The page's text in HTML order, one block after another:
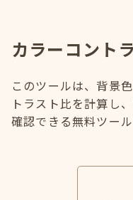
カラーコント
このツールは、背景
トラスト比を計算し
確認できる無料ツール